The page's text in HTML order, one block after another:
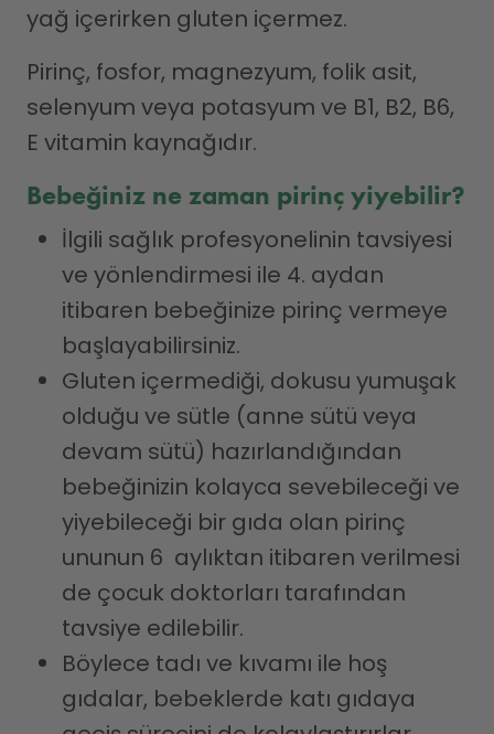
yağ içerirken gluten içermez.
Pirinç, fosfor, magnezyum, folik asit,
selenyum veya potasyum ve B1, B2, B6,
E vitamin kaynağıdır.
Bebeğiniz ne zaman pirinç yiyebilir?
İlgili sağlık profesyonelinin tavsiyesi
ve yönlendirmesi ile 4. aydan
itibaren bebeğinize pirinç vermeye
başlayabilirsiniz.
Gluten içermediği, dokusu yumuşak
olduğu ve sütle (anne sütü veya
devam sütü) hazırlandığından
bebeğinizin kolayca sevebileceği ve
yiyebileceği bir gıda olan pirinç
ununun 6 aylıktan itibaren verilmesi
de çocuk doktorları tarafından
tavsiye edilebilir.
Böylece tadı ve kıvamı ile hoş
gıdalar, bebeklerde katı gıdaya